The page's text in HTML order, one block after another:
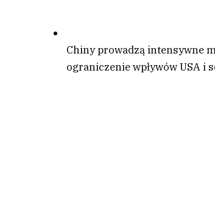
Chiny prowadzą intensywne
ograniczenie wpływów USA i